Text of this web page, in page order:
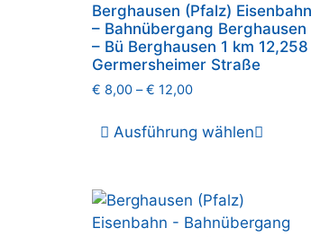
Berghausen (Pfalz) Eisenbahn
– Bahnübergang Berghausen
– Bü Berghausen 1 km 12,258
Germersheimer Straße
€ 8,00 –€ 12,00
Ausführung wählen